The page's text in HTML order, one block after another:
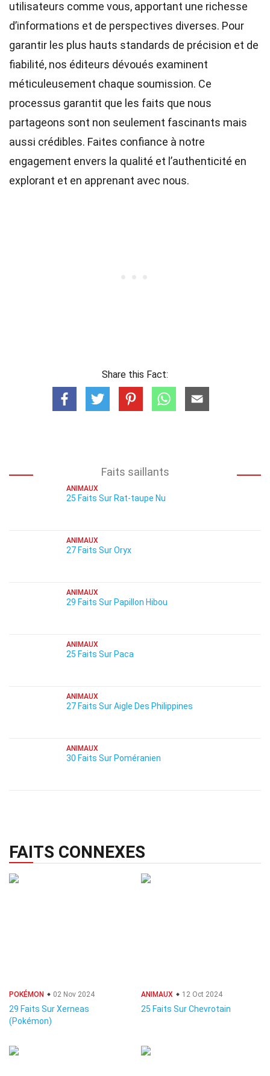
utilisateurs comme vous, apportant une richesse
d’informations et de perspectives diverses. Pour
garantir les plus hauts standards de précision et de
fiabilité, nos éditeurs dévoués examinent
méticuleusement chaque soumission. Ce
processus garantit que les faits que nous
partageons sont non seulement fascinants mais
aussi crédibles. Faites confiance à notre
engagement envers la qualité et l’authenticité en
explorant et en apprenant avec nous.
Share this Fact:
Faits saillants
ANIMAUX
25 Faits Sur Rat-taupe Nu
ANIMAUX
27 Faits Sur Oryx
ANIMAUX
29 Faits Sur Papillon Hibou
ANIMAUX
25 Faits Sur Paca
ANIMAUX
27 Faits Sur Aigle Des Philippines
ANIMAUX
30 Faits Sur Poméranien
FAITS CONNEXES
POKÉMON 02 Nov 2024
29 Faits Sur Xerneas
(Pokémon)
ANIMAUX 12 Oct 2024
25 Faits Sur Chevrotain